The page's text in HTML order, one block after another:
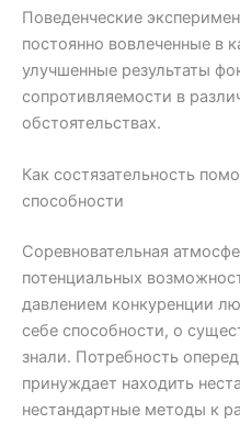
Поведенческие
постоянно вовлеченные в
улучшенные результаты
сопротивляемости в
обстоятельствах.
Как состязательность
способности
Соревновательная
потенциальных
давлением конкуренции
себе способности, о
знали. Потребность
принуждает находить
нестандартные методы к